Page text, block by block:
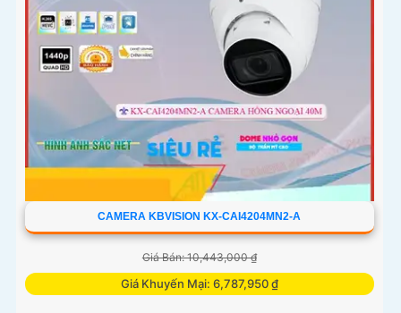
CAMERA KBVISION KX-CAI4204MN2-A
Giá Bán: 10,443,000 ₫
Giá Khuyến Mại: 6,787,950 ₫